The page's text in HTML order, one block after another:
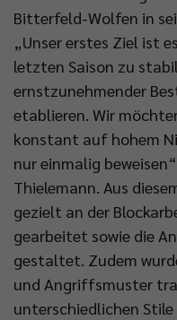
Bitterfeld-Wolfen in
„Unser erstes Ziel ist
letzten Saison zu
ernstzunehmender
etablieren. Wir
konstant auf hohem
nur einmalig
Thielemann. Aus
gezielt an der
gearbeitet sowie die
gestaltet. Zudem
und Angriffsmuster
unterschiedlichen Stile